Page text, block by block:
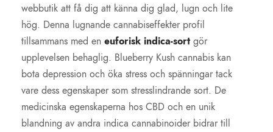
webbutik att få dig att känna dig glad, lugn och lite
hög. Denna lugnande cannabiseffekter profil
tillsammans med en euforisk indica-sort gör
upplevelsen behaglig. Blueberry Kush cannabis kan
bota depression och öka stress och spänningar tack
vare dess egenskaper som stresslindrande sort. De
medicinska egenskaperna hos CBD och en unik
blandning av andra indica cannabinoider bidrar till